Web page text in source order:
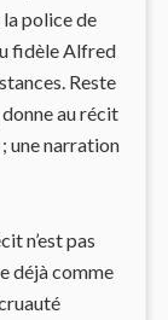
police de
fidèle Alfred
Reste
au récit
une narration
n’est pas
déjà comme